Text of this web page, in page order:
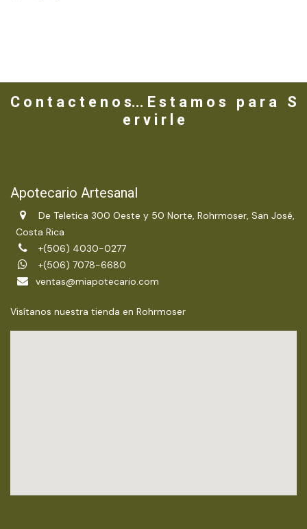
C o n t a c t e n o s... E s t a m o s p a r a S
e r v i r l e
Apotecario Artesanal
De Teletica 300 Oeste y 50 Norte, Rohrmoser, San José,
Costa Rica
+(506) 4030-0277
+(506) 7078-6680
ventas@miapotecario.com
Visítanos nuestra tienda en Rohrmoser